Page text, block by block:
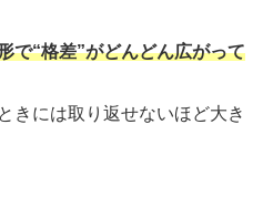
で“格差”がどんどん広がって
きには取り返せないほど大き